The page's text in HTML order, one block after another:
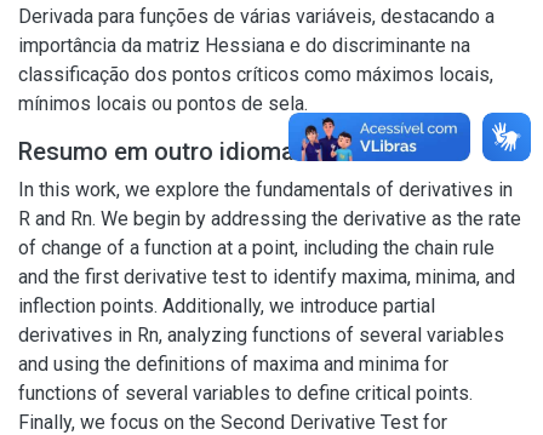
Derivada para funções de várias variáveis, destacando a
importância da matriz Hessiana e do discriminante na
classificação dos pontos críticos como máximos locais,
mínimos locais ou pontos de sela.
Resumo em outro idioma
In this work, we explore the fundamentals of derivatives in
R and Rn. We begin by addressing the derivative as the rate
of change of a function at a point, including the chain rule
and the first derivative test to identify maxima, minima, and
inflection points. Additionally, we introduce partial
derivatives in Rn, analyzing functions of several variables
and using the definitions of maxima and minima for
functions of several variables to define critical points.
Finally, we focus on the Second Derivative Test for